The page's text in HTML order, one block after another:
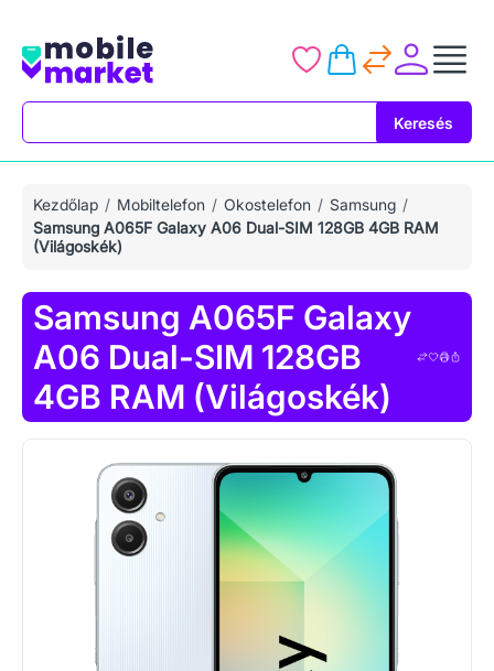
Keresés
Kezdőlap Mobiltelefon Okostelefon
Samsung
Samsung A065F Galaxy A06 Dual-SIM 128GB 4GB RAM
(Világoskék)
Samsung A065F Galaxy
A06 Dual-SIM 128GB
4GB RAM (Világoskék)